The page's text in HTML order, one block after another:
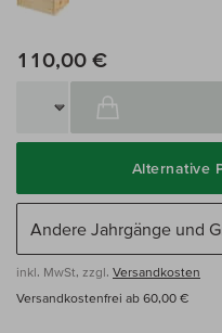
110,00 €
Alternative
inkl. MwSt, zzgl. Versandkosten
Versandkostenfrei ab 60,00 €